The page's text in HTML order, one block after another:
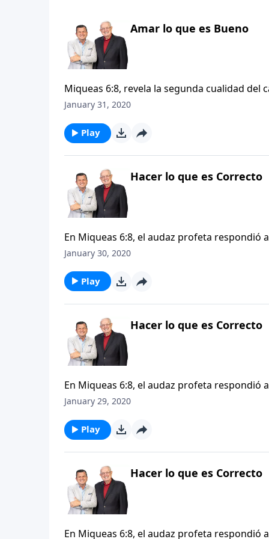
Amar lo que es Bueno
Miqueas 6:8, revela la segunda cualidad del
cualidad que generalmente se expresa en
embargo, tal parece que todo lo que nos
ejemplos bíblicos sobre estos actos
January 31, 2020
Play
Hacer lo que es Correcto
En Miqueas 6:8, el audaz profeta respondió
espera Dios de nosotros? La respuesta de
que es correcto, sin importar las
nosotros en las vidas de los apóstoles del
January 30, 2020
Play
Hacer lo que es Correcto
En Miqueas 6:8, el audaz profeta respondió
espera Dios de nosotros? La respuesta de
que es correcto, sin importar las
nosotros en las vidas de los apóstoles del
January 29, 2020
Play
Hacer lo que es Correcto
En Miqueas 6:8, el audaz profeta respondió